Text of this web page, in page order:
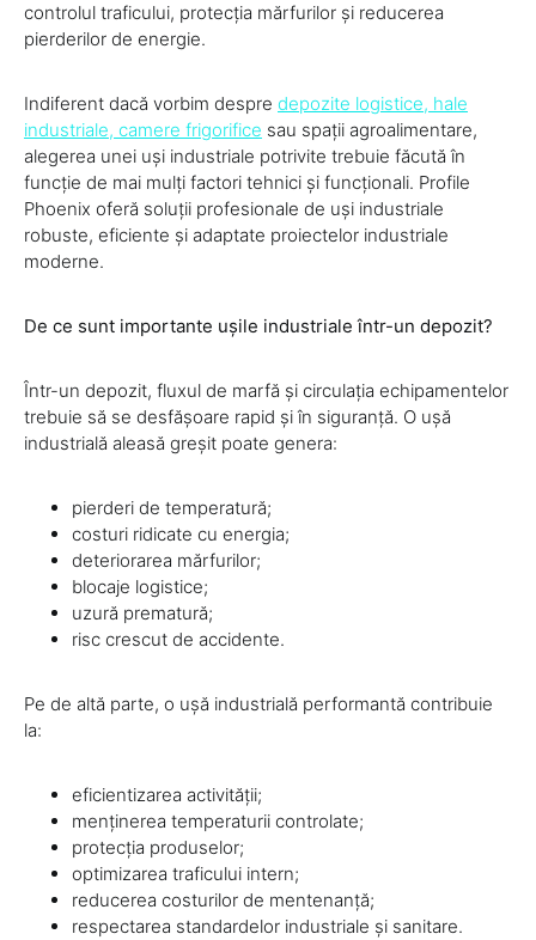
controlul traficului, protecția mărfurilor și reducerea
pierderilor de energie.
Indiferent dacă vorbim despre depozite logistice, hale
industriale, camere frigorifice sau spații agroalimentare,
alegerea unei uși industriale potrivite trebuie făcută în
funcție de mai mulți factori tehnici și funcționali. Profile
Phoenix oferă soluții profesionale de uși industriale
robuste, eficiente și adaptate proiectelor industriale
moderne.
De ce sunt importante ușile industriale într-un depozit?
Într-un depozit, fluxul de marfă și circulația echipamentelor
trebuie să se desfășoare rapid și în siguranță. O ușă
industrială aleasă greșit poate genera:
pierderi de temperatură;
costuri ridicate cu energia;
deteriorarea mărfurilor;
blocaje logistice;
uzură prematură;
risc crescut de accidente.
Pe de altă parte, o ușă industrială performantă contribuie
la:
eficientizarea activității;
menținerea temperaturii controlate;
protecția produselor;
optimizarea traficului intern;
reducerea costurilor de mentenanță;
respectarea standardelor industriale și sanitare.